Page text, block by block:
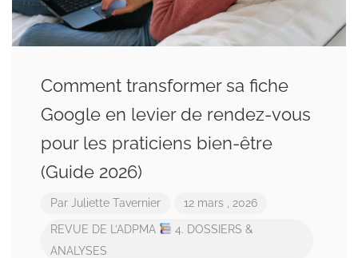
Comment transformer sa fiche
Google en levier de rendez-vous
pour les praticiens bien-être
(Guide 2026)
Par Juliette Tavernier 12 mars , 2026
REVUE DE L’ADPMA
4. DOSSIERS &
ANALYSES